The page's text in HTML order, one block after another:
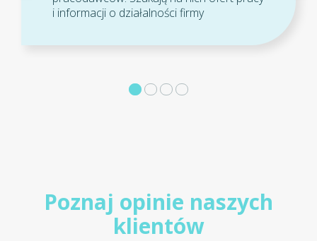
i informacji o działalności firmy​
Poznaj opinie naszych
klientów